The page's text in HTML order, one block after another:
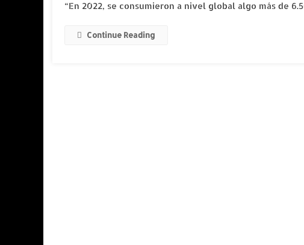
“En 2022, se consumieron a nivel global algo más de
Continue Reading